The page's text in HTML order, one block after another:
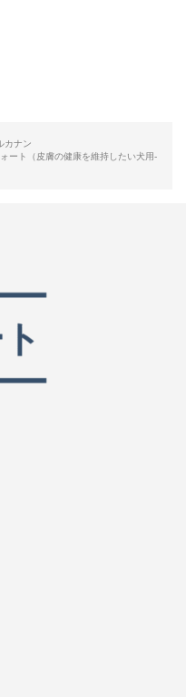
カナン
ート（皮膚の健康を維持したい犬用-